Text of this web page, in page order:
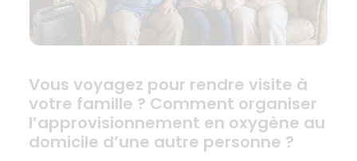
Vous voyagez pour rendre visite à
votre famille ? Comment organiser
l’approvisionnement en oxygène au
domicile d’une autre personne ?